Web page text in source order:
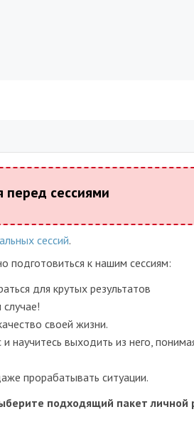
перед сессиями
сессий.
подготовиться к нашим сессиям:
для крутых результатов
своей жизни.
научитесь выходить из него,
прорабатывать ситуации.
подходящий пакет личной